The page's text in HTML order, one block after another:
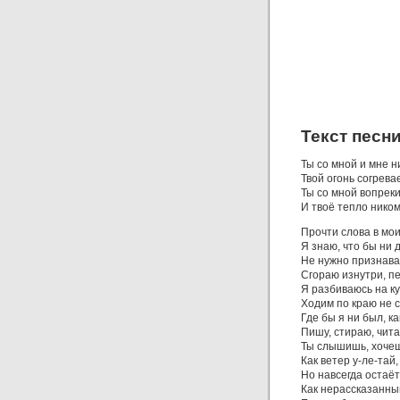
Текст
Ты со мной и мне
Твой огонь
Ты со мной
И твоё тепло
Прочти слова в
Я знаю, что бы ни
Не нужно
Сгораю изнутри,
Я разбиваюсь на
Ходим по краю не
Где бы я ни был,
Пишу, стираю,
Ты слышишь,
Как ветер у-ле-
Но навсегда
Как